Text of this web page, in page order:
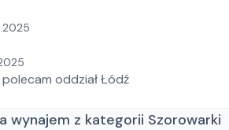
oddział Łódź
wynajem z kategorii Szorowarki